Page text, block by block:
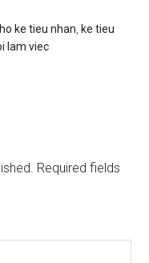
ke tieu nhan ke tieu
lam viec
Required fields